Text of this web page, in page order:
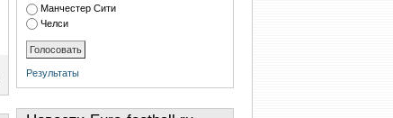
Манчестер Сити
Челси
Результаты